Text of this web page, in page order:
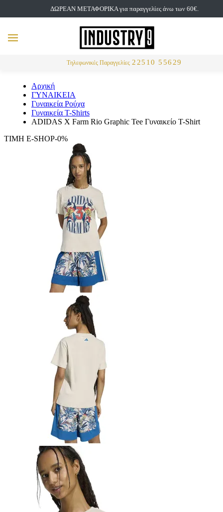
ΔΩΡΕΑΝ ΜΕΤΑΦΟΡΙΚΑ για παραγγελίες άνω των 60€.
Τηλεφωνικές Παραγγελίες 22510 55629
MENU
Αρχική
ΓΥΝΑΙΚΕΙΑ
Γυναικεία Ρούχα
Γυναικεία T-Shirts
ADIDAS X Farm Rio Graphic Tee Γυναικείο T-Shirt
ΤΙΜΗ E-SHOP-0%